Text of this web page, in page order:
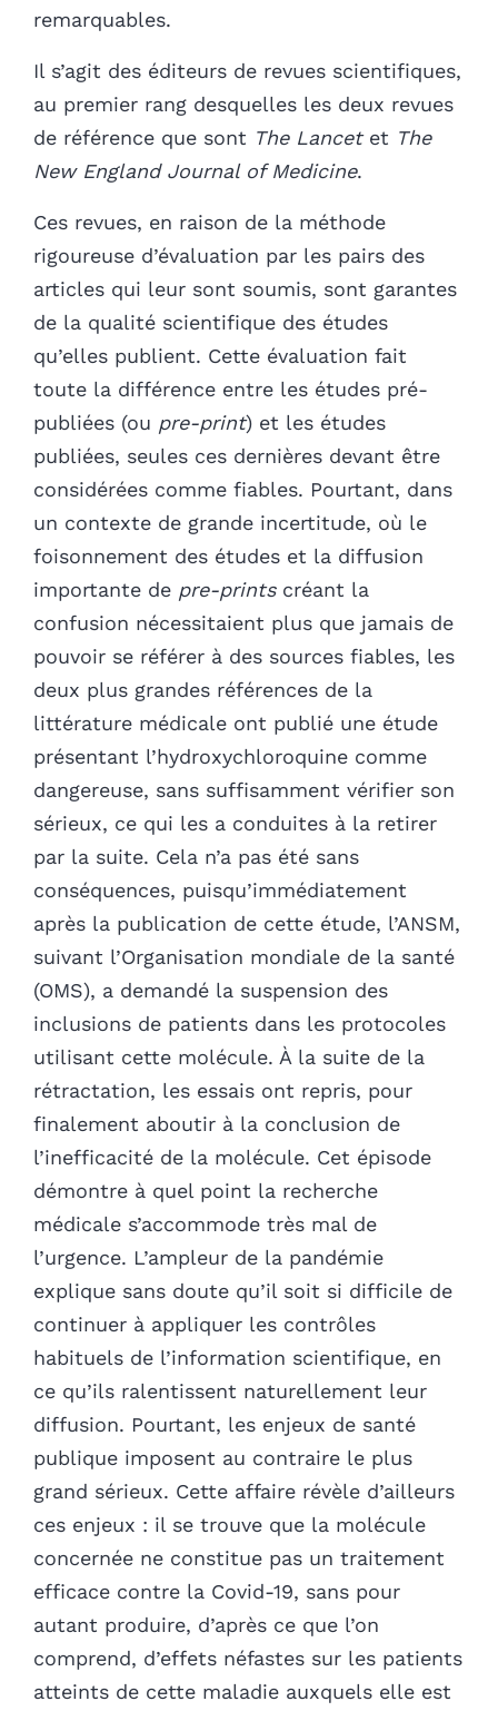
remarquables.
Il s’agit des éditeurs de revues scientifiques,
au premier rang desquelles les deux revues
de référence que sont The Lancet et The
New England Journal of Medicine.
Ces revues, en raison de la méthode
rigoureuse d’évaluation par les pairs des
articles qui leur sont soumis, sont garantes
de la qualité scientifique des études
qu’elles publient. Cette évaluation fait
toute la différence entre les études pré-
publiées (ou pre-print) et les études
publiées, seules ces dernières devant être
considérées comme fiables. Pourtant, dans
un contexte de grande incertitude, où le
foisonnement des études et la diffusion
importante de pre-printscréant la
confusion nécessitaient plus que jamais de
pouvoir se référer à des sources fiables, les
deux plus grandes références de la
littérature médicale ont publié une étude
présentant l’hydroxychloroquine comme
dangereuse, sans suffisamment vérifier son
sérieux, ce qui les a conduites à la retirer
par la suite. Cela n’a pas été sans
conséquences, puisqu’immédiatement
après la publication de cette étude, l’ANSM,
suivant l’Organisation mondiale de la santé
(OMS), a demandé la suspension des
inclusions de patients dans les protocoles
utilisant cette molécule. À la suite de la
rétractation, les essais ont repris, pour
finalement aboutir à la conclusion de
l’inefficacité de la molécule. Cet épisode
démontre à quel point la recherche
médicale s’accommode très mal de
l’urgence. L’ampleur de la pandémie
explique sans doute qu’il soit si difficile de
continuer à appliquer les contrôles
habituels de l’information scientifique, en
ce qu’ils ralentissent naturellement leur
diffusion. Pourtant, les enjeux de santé
publique imposent au contraire le plus
grand sérieux. Cette affaire révèle d’ailleurs
ces enjeux : il se trouve que la molécule
concernée ne constitue pas un traitement
efficace contre la Covid-19, sans pour
autant produire, d’après ce que l’on
comprend, d’effets néfastes sur les patients
atteints de cette maladie auxquels elle est